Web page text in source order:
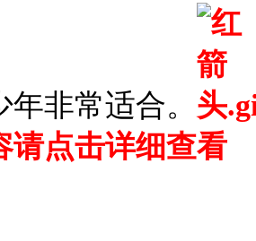
非常适合。
请点击详细查看